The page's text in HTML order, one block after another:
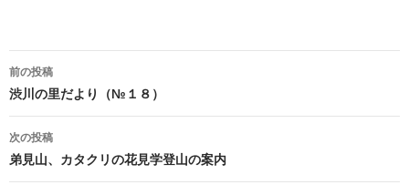
投
稿
ナ
ビ
前の投稿
渋川の里だより（№１８）
次の投稿
弟見山、カタクリの花見学登山の案内